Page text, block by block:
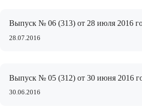
Выпуск № 06 (313) от 28 июля 2016
28.07.2016
Выпуск № 05 (312) от 30 июня 2016
30.06.2016